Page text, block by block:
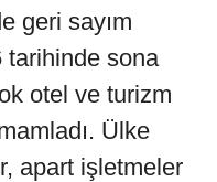
geri sayım
tarihinde sona
otel ve turizm
Ülke
apart işletmeler